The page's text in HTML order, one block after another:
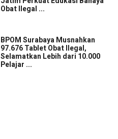
Obat Ilegal ...
BPOM Surabaya Musnahkan
97.676 Tablet Obat Ilegal,
Selamatkan Lebih dari 10.000
Pelajar ...